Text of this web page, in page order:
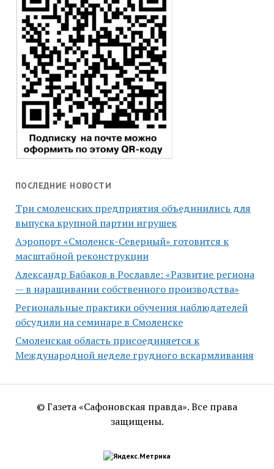
ПОСЛЕДНИЕ НОВОСТИ
Три смоленских предприятия объединились для
выпуска крупной партии игрушек
Аэропорт «Смоленск-Северный» готовится к
масштабной реконструкции
Александр Бабаков в Рославле: «Развитие региона
— в наращивании собственного производства»
Региональные практики обучения наблюдателей
обсудили на семинаре в Смоленске
Смоленская область присоединяется к
Международной неделе грудного вскармливания
© Газета «Сафоновская правда». Все права
защищены.